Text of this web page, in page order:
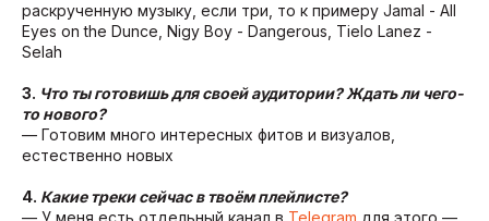
раскрученную музыку, если три, то к примеру Jamal - All
Eyes on the Dunce, Nigy Boy - Dangerous, Tielo Lanez -
Selah
3. Что ты готовишь для своей аудитории? Ждать ли чего-
то нового?
— Готовим много интересных фитов и визуалов,
естественно новых
4. Какие треки сейчас в твоём плейлисте?
— У меня есть отдельный канал в Telegram для этого —